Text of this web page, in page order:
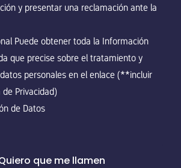
y presentar una reclamación ante la
Puede obtener toda la Información
que precise sobre el tratamiento y
personales en el enlace (**incluir
Privacidad)
de Datos
que me llamen